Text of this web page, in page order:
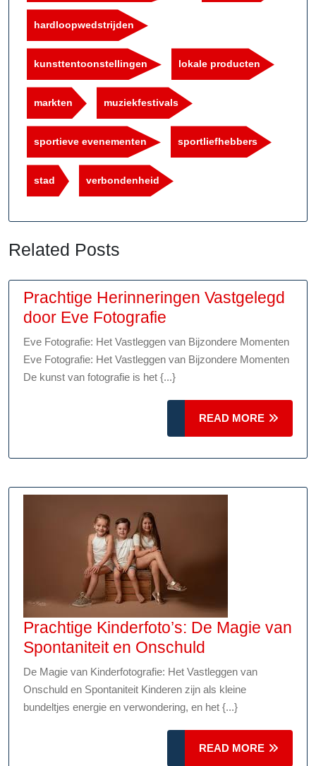
hardloopwedstrijden
kunsttentoonstellingen lokale producten
markten muziekfestivals
sportieve evenementen sportliefhebbers
stad verbondenheid
Related Posts
Prachtige Herinneringen Vastgelegd
door Eve Fotografie
Herinneringen
Vastgelegd
door
Eve
Fotografie
Eve Fotografie: Het Vastleggen van Bijzondere Momenten
Eve Fotografie: Het Vastleggen van Bijzondere Momenten
De kunst van fotografie is het {...}
READ MORE
MORE
Prachtige Kinderfoto’s: De Magie van
Spontaniteit en Onschuld
Kinderfoto’s:
De
Magie
van
Spontaniteit
De Magie van Kinderfotografie: Het Vastleggen van
Onschuld en Spontaniteit Kinderen zijn als kleine
bundeltjes energie en verwondering, en het {...}
READ MORE
MORE